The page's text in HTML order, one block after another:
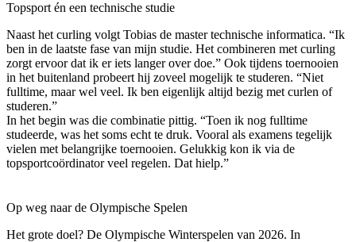
Topsport én een technische studie
Naast het curling volgt Tobias de master technische informatica. “Ik
ben in de laatste fase van mijn studie. Het combineren met curling
zorgt ervoor dat ik er iets langer over doe.” Ook tijdens toernooien
in het buitenland probeert hij zoveel mogelijk te studeren. “Niet
fulltime, maar wel veel. Ik ben eigenlijk altijd bezig met curlen of
studeren.”
In het begin was die combinatie pittig. “Toen ik nog fulltime
studeerde, was het soms echt te druk. Vooral als examens tegelijk
vielen met belangrijke toernooien. Gelukkig kon ik via de
topsportcoördinator veel regelen. Dat hielp.”
Op weg naar de Olympische Spelen
Het grote doel? De Olympische Winterspelen van 2026. In